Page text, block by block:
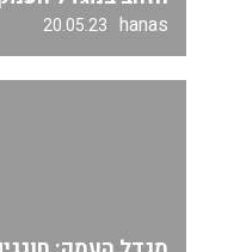
hanas
20.05.23